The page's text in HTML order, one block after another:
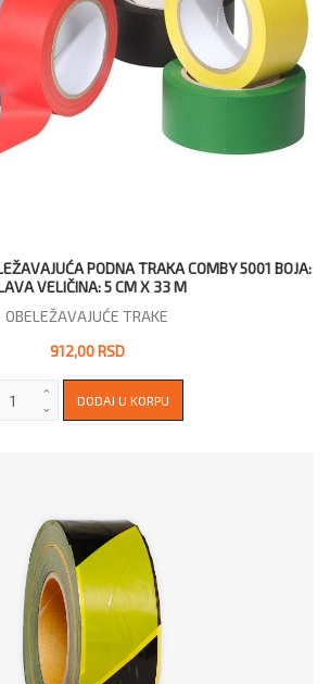
PODNA TRAKA COMBY 5001 BOJA:
VELIČINA: 5 CM X 33 M
OBELEŽAVAJUĆE TRAKE
912,00 RSD